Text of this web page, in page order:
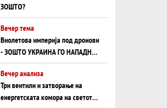
ЗОШТО?
Вечер тема
Виолетова империја под дронови
- ЗОШТО УКРАИНА ГО НАПАДНА
РУСКИОТ WILDBERRIES
Вечер анализа
Три вентили и затворање на
енергетската комора на светот: